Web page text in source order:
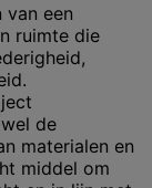
van een
ruimte die
de
materialen en
middel om